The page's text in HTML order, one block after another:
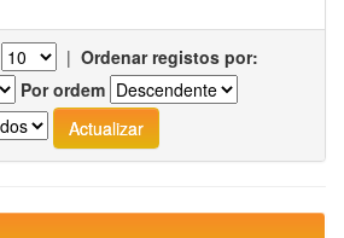
| Ordenar registos por:
Por ordem